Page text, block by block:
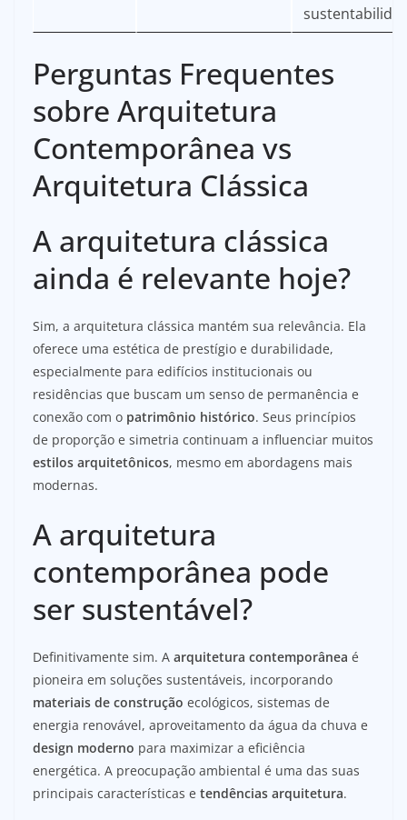
Perguntas Frequentes
sobre Arquitetura
Contemporânea vs
Arquitetura Clássica
A arquitetura clássica
ainda é relevante hoje?
Sim, a arquitetura clássica mantém sua relevância. Ela
oferece uma estética de prestígio e durabilidade,
especialmente para edifícios institucionais ou
residências que buscam um senso de permanência e
conexão com o patrimônio histórico. Seus princípios
de proporção e simetria continuam a influenciar muitos
estilos arquitetônicos, mesmo em abordagens mais
modernas.
A arquitetura
contemporânea pode
ser sustentável?
Definitivamente sim. A arquitetura contemporânea é
pioneira em soluções sustentáveis, incorporando
materiais de construção ecológicos, sistemas de
energia renovável, aproveitamento da água da chuva e
design moderno para maximizar a eficiência
energética. A preocupação ambiental é uma das suas
principais características e tendências arquitetura.